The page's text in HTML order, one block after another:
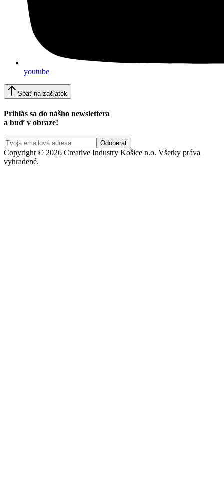
youtube
Späť na začiatok
Prihlás sa do nášho newslettera
a buď v obraze!
Copyright © 2026 Creative Industry Košice n.o. Všetky práva
vyhradené.